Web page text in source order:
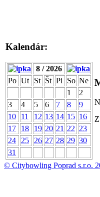
Kalendár:
8 / 2026
Po Ut St Št Pi So Ne
1
2
3
4 5 6 7 8
9
10
11 12 13 14 15 16
17
18 19 20 21 22 23
24
25 26 27 28 29 30
31
© Citybowling Poprad s.r.o.